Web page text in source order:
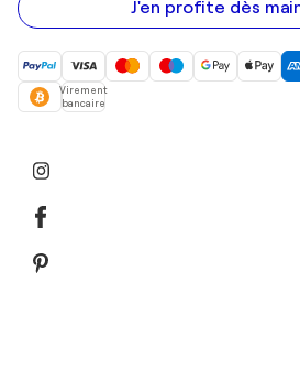
mail
J'en profite dès
Virement
bancaire